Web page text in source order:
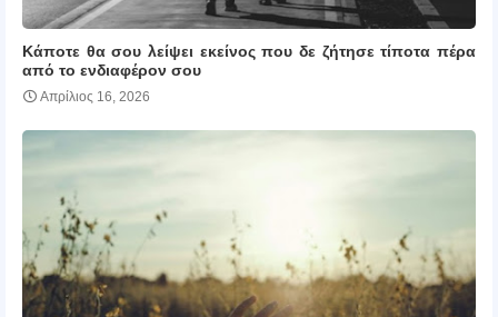
Κάποτε θα σου λείψει εκείνος που δε ζήτησε τίποτα πέρα
από το ενδιαφέρον σου
Απρίλιος 16, 2026